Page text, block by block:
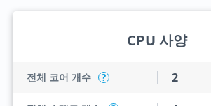
CPU 사양
전체 코어 개수 ? 2